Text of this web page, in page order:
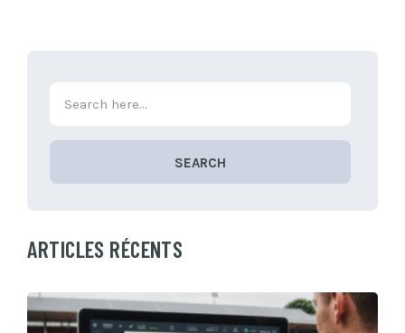
SEARCH
ARTICLES RÉCENTS